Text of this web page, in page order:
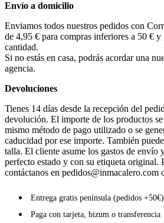
Envío a domicilio
Enviamos todos nuestros pedidos con
de 4,95 € para compras inferiores a 50 € y
cantidad.
Si no estás en casa, podrás acordar una
agencia.
Devoluciones
Tienes 14 días desde la recepción del
devolución. El importe de los productos
mismo método de pago utilizado o se
caducidad por ese importe. También
talla. El cliente asume los gastos de envío
perfecto estado y con su etiqueta original.
contáctanos en pedidos@inmacalero.com
Entrega gratis península (pedidos +50€)
Paga con tarjeta, bizum o transferencia